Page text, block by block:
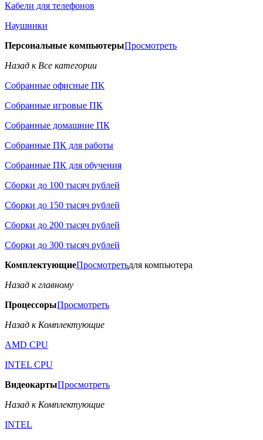
Кабели для телефонов
Наушники
Персональные компьютерыПросмотреть
Назад к Все категории
Собранные офисные ПК
Собранные игровые ПК
Собранные домашние ПК
Собранные ПК для работы
Собранные ПК для обучения
Сборки до 100 тысяч рублей
Сборки до 150 тысяч рублей
Сборки до 200 тысяч рублей
Сборки до 300 тысяч рублей
КомплектующиеПросмотретьдля компьютера
Назад к главному
ПроцессорыПросмотреть
Назад к Комплектующие
AMD CPU
INTEL CPU
ВидеокартыПросмотреть
Назад к Комплектующие
INTEL